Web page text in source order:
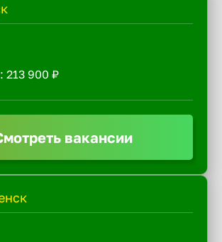
213 900 ₽
вакансии